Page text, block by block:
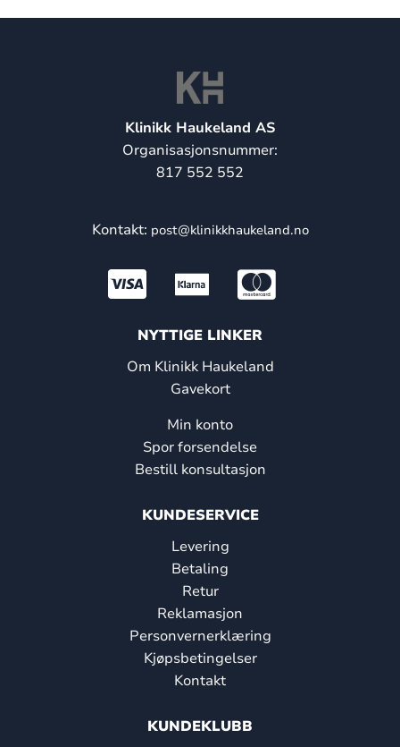
Klinikk Haukeland AS
Organisasjonsnummer:
817 552 552
Kontakt: post@klinikkhaukeland.no
NYTTIGE LINKER
Om Klinikk Haukeland
Gavekort
Min konto
Spor forsendelse
Bestill konsultasjon
KUNDESERVICE
Levering
Betaling
Retur
Reklamasjon
Personvernerklæring
Kjøpsbetingelser
Kontakt
KUNDEKLUBB